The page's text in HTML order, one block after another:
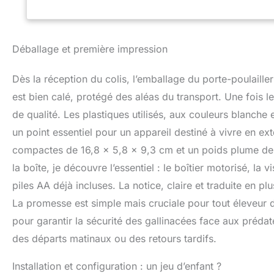
verrouillables
Amazon. Facile
intuitifs ainsi
message
Le voyant de
vous permet
vérifier que la
ouvrir/fermer à
soleil et fermer
coucher de
bas Pourquoi
monde entier
3 ans ; Support
Déballage et première impression
Dès la réception du colis, l’emballage du porte-
est bien calé, protégé des aléas du transport. Une fois
de qualité. Les plastiques utilisés, aux couleurs
un point essentiel pour un appareil destiné à vivre en
compactes de 16,8 x 5,8 x 9,3 cm et un poids plume
la boîte, je découvre l’essentiel : le boîtier motorisé, la
piles AA déjà incluses. La notice, claire et traduite en
La promesse est simple mais cruciale pour tout
pour garantir la sécurité des gallinacées face aux
des départs matinaux ou des retours tardifs.
Installation et configuration : un jeu d’enfant ?